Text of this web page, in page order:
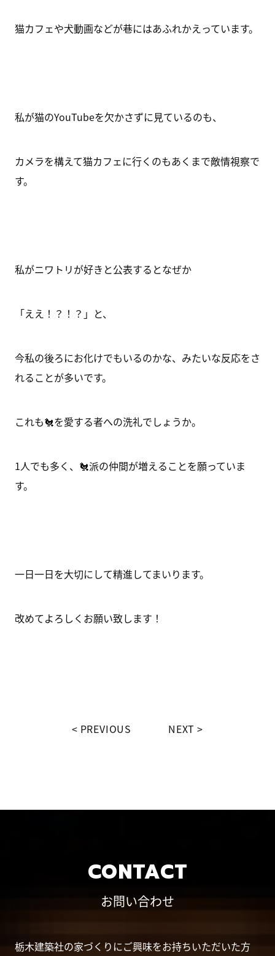
猫カフェや犬動画などが巷にはあふれかえっています。
私が猫のYouTubeを欠かさずに見ているのも、
カメラを構えて猫カフェに行くのもあくまで敵情視察で
す。
私がニワトリが好きと公表するとなぜか
「ええ！？！？」と、
今私の後ろにお化けでもいるのかな、みたいな反応をさ
れることが多いです。
これも🐔を愛する者への洗礼でしょうか。
1人でも多く、🐔派の仲間が増えることを願っていま
す。
一日一日を大切にして精進してまいります。
改めてよろしくお願い致します！
PREVIOUS NEXT
CONTACT
お問い合わせ
栃木建築社の家づくりにご興味をお持ちいただいた方